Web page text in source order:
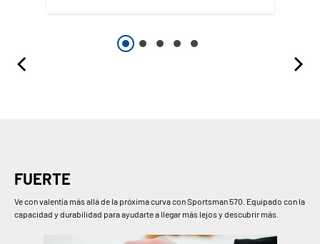
FUERTE
Ve con valentía más allá de la próxima curva con Sportsman 570. Equipado con la
capacidad y durabilidad para ayudarte a llegar más lejos y descubrir más.